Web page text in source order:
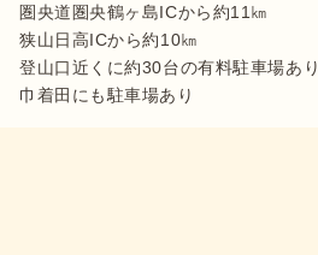
圏央道圏央鶴ヶ島ICから約11㎞
狭山日高ICから約10㎞
登山口近くに約30台の有料駐車場あり